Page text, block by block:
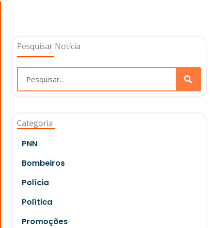
Pesquisar Notícia
Categoria
PNN
Bombeiros
Polícia
Política
Promoções